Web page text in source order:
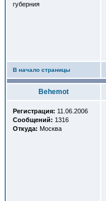
губерния
В начало страницы
Behemot
Регистрация: 11.06.2006
Сообщений: 1316
Откуда: Москва